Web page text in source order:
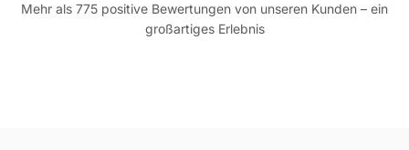
Mehr als 775 positive Bewertungen von unseren Kunden – ein
großartiges Erlebnis